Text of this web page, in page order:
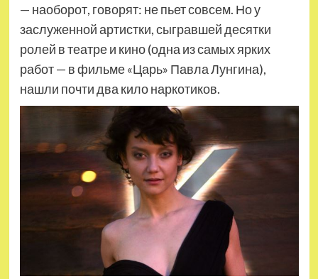
— наоборот, говорят: не пьет совсем. Но у
заслуженной артистки, сыгравшей десятки
ролей в театре и кино (одна из самых ярких
работ — в фильме «Царь» Павла Лунгина),
нашли почти два кило наркотиков.